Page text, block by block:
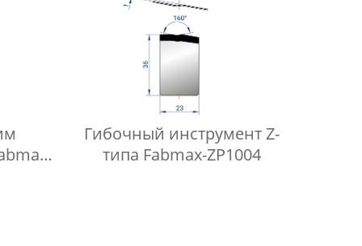
Гибочный инструмент Z-
типа Fabmax-ZP1004